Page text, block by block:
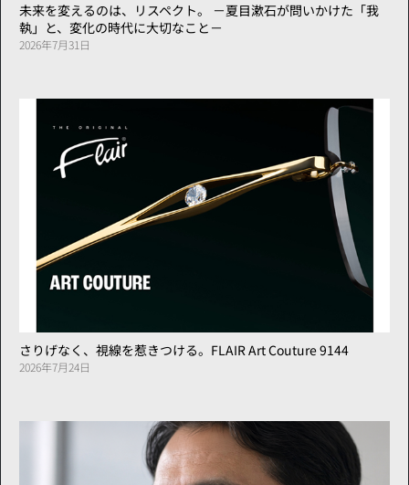
未来を変えるのは、リスペクト。 －夏目漱石が問いかけた「我
執」と、変化の時代に大切なこと－
2026年7月31日
さりげなく、視線を惹きつける。FLAIR Art Couture 9144
2026年7月24日